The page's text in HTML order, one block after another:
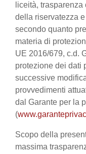
liceità,
della riservatezza
secondo quanto
materia di
UE 2016/679, c.d.
protezione dei dati
successive
provvedimenti
dal Garante per la
(
Scopo della
massima